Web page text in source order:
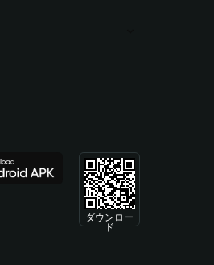
ダウンロー
ド